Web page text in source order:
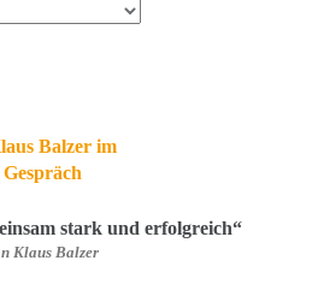
stark und erfolgreich“
Klaus Balzer